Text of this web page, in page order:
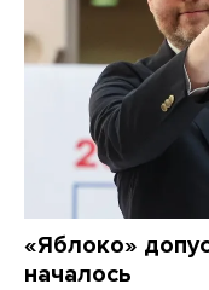
«Яблоко»
началось